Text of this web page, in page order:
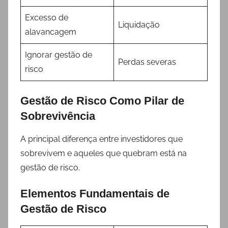
Excesso de
alavancagem
Liquidação
Ignorar gestão de
risco
Perdas severas
Gestão de Risco Como Pilar de
Sobrevivência
A principal diferença entre investidores que
sobrevivem e aqueles que quebram está na
gestão de risco.
Elementos Fundamentais de
Gestão de Risco